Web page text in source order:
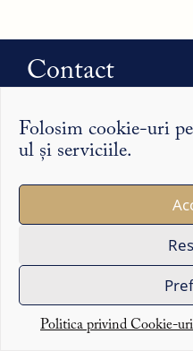
Folosim cookie-uri
ul și serviciile.
Politica privind Cookie-
Contact
Abonare newsletter